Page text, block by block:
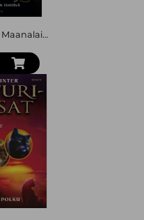
Pelkovaara – Maanalainen tehtävä